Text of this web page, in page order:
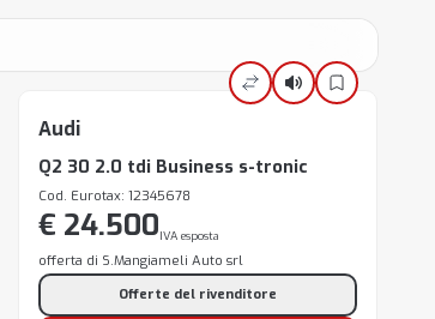
Audi
Q2 30 2.0 tdi Business s-tronic
Cod. Eurotax: 12345678
€ 24.500IVA esposta
offerta di S.Mangiameli Auto srl
Offerte del rivenditore